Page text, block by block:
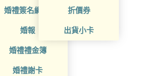
婚禮簽名綢(p)
婚報
婚禮禮金簿
婚禮謝卡
折價券
出貨小卡